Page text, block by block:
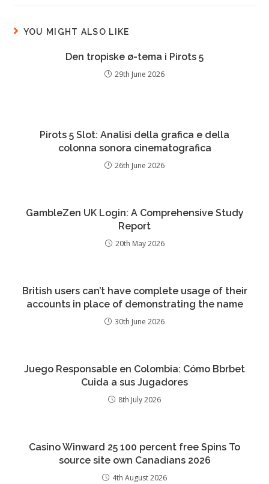
YOU MIGHT ALSO LIKE
Den tropiske ø-tema i Pirots 5
29th June 2026
Pirots 5 Slot: Analisi della grafica e della
colonna sonora cinematografica
26th June 2026
GambleZen UK Login: A Comprehensive Study
Report
20th May 2026
British users can’t have complete usage of their
accounts in place of demonstrating the name
30th June 2026
Juego Responsable en Colombia: Cómo Bbrbet
Cuida a sus Jugadores
8th July 2026
Casino Winward 25 100 percent free Spins To
source site own Canadians 2026
4th August 2026